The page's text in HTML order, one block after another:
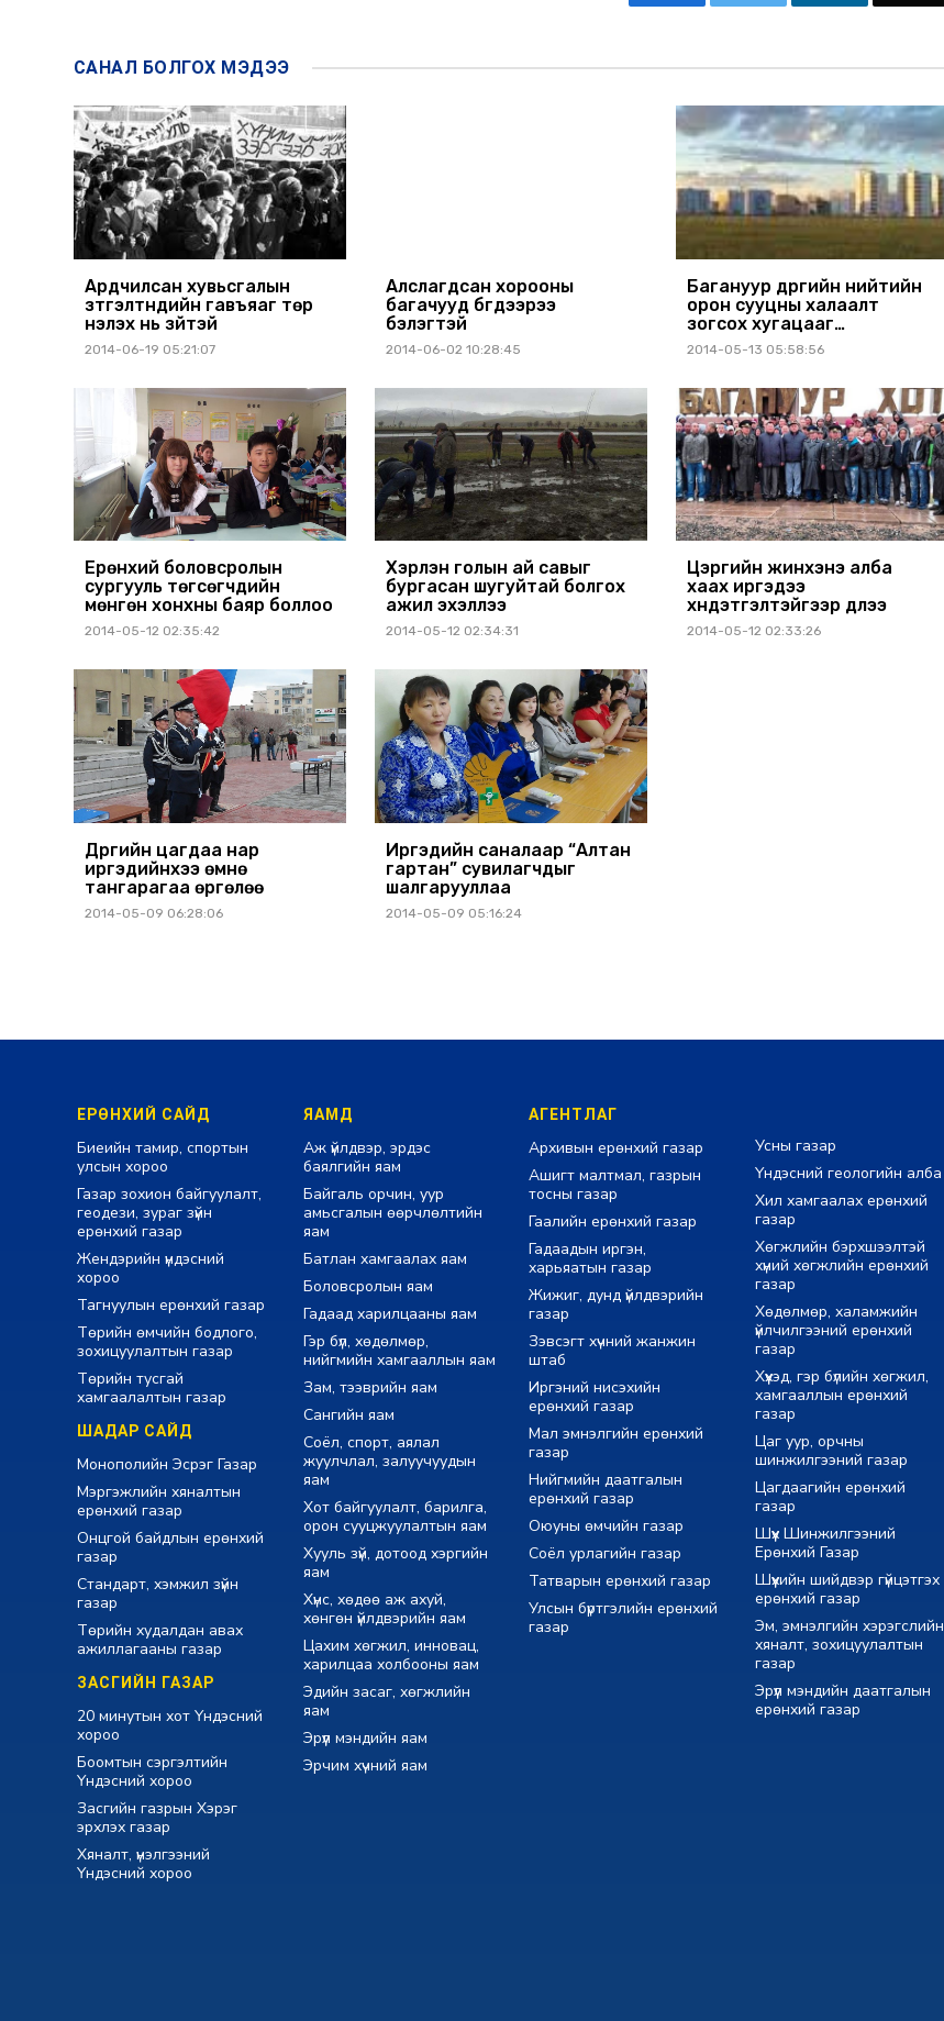
САНАЛ БОЛГОХ МЭДЭЭ
Ардчилсан хувьсгалын
зүтгэлтнүүдийн гавъяаг төр
үнэлэх нь зүйтэй
2014-06-19 05:21:07
Алслагдсан хорооны
багачууд бүгдээрээ
бэлэгтэй
2014-06-02 10:28:45
Багануур дүүргийн нийтийн
орон сууцны халаалт
зогсох хугацааг
хойшлууллаа
2014-05-13 05:58:56
Ерөнхий боловсролын
сургууль төгсөгчдийн
мөнгөн хонхны баяр боллоо
2014-05-12 02:35:42
Хэрлэн голын ай савыг
бургасан шугуйтай болгох
ажил эхэллээ
2014-05-12 02:34:31
Цэргийн жинхэнэ алба
хаах иргэдээ
хүндэтгэлтэйгээр үдлээ
2014-05-12 02:33:26
Дүүргийн цагдаа нар
иргэдийнхээ өмнө
тангарагаа өргөлөө
2014-05-09 06:28:06
Иргэдийн саналаар “Алтан
гартан” сувилагчдыг
шалгарууллаа
2014-05-09 05:16:24
ЕРӨНХИЙ САЙД
Биеийн тамир, спортын
улсын хороо
Газар зохион байгуулалт,
геодези, зураг зүйн
ерөнхий газар
Жендэрийн үндэсний
хороо
Тагнуулын ерөнхий газар
Төрийн өмчийн бодлого,
зохицуулалтын газар
Төрийн тусгай
хамгаалалтын газар
ШАДАР САЙД
Монополийн Эсрэг Газар
Мэргэжлийн хяналтын
ерөнхий газар
Онцгой байдлын ерөнхий
газар
Стандарт, хэмжил зүйн
газар
Төрийн худалдан авах
ажиллагааны газар
ЗАСГИЙН ГАЗАР
20 минутын хот Үндэсний
хороо
Боомтын сэргэлтийн
Үндэсний хороо
Засгийн газрын Хэрэг
эрхлэх газар
Хяналт, үнэлгээний
Үндэсний хороо
ЯАМД
Аж үйлдвэр, эрдэс
баялгийн яам
Байгаль орчин, уур
амьсгалын өөрчлөлтийн
яам
Батлан хамгаалах яам
Боловсролын яам
Гадаад харилцааны яам
Гэр бүл, хөдөлмөр,
нийгмийн хамгааллын яам
Зам, тээврийн яам
Сангийн яам
Соёл, спорт, аялал
жуулчлал, залуучуудын
яам
Хот байгуулалт, барилга,
орон сууцжуулалтын яам
Хууль зүй, дотоод хэргийн
яам
Хүнс, хөдөө аж ахуй,
хөнгөн үйлдвэрийн яам
Цахим хөгжил, инновац,
харилцаа холбооны яам
Эдийн засаг, хөгжлийн
яам
Эрүүл мэндийн яам
Эрчим хүчний яам
АГЕНТЛАГ
Архивын ерөнхий газар
Ашигт малтмал, газрын
тосны газар
Гаалийн ерөнхий газар
Гадаадын иргэн,
харьяатын газар
Жижиг, дунд үйлдвэрийн
газар
Зэвсэгт хүчний жанжин
штаб
Иргэний нисэхийн
ерөнхий газар
Мал эмнэлгийн ерөнхий
газар
Нийгмийн даатгалын
ерөнхий газар
Оюуны өмчийн газар
Соёл урлагийн газар
Татварын ерөнхий газар
Улсын бүртгэлийн ерөнхий
газар
Усны газар
Үндэсний геологийн алба
Хил хамгаалах ерөнхий
газар
Хөгжлийн бэрхшээлтэй
хүний хөгжлийн ерөнхий
газар
Хөдөлмөр, халамжийн
үйлчилгээний ерөнхий
газар
Хүүхэд, гэр бүлийн хөгжил,
хамгааллын ерөнхий
газар
Цаг уур, орчны
шинжилгээний газар
Цагдаагийн ерөнхий
газар
Шүүх Шинжилгээний
Ерөнхий Газар
Шүүхийн шийдвэр гүйцэтгэх
ерөнхий газар
Эм, эмнэлгийн хэрэгслийн
хяналт, зохицуулалтын
газар
Эрүүл мэндийн даатгалын
ерөнхий газар